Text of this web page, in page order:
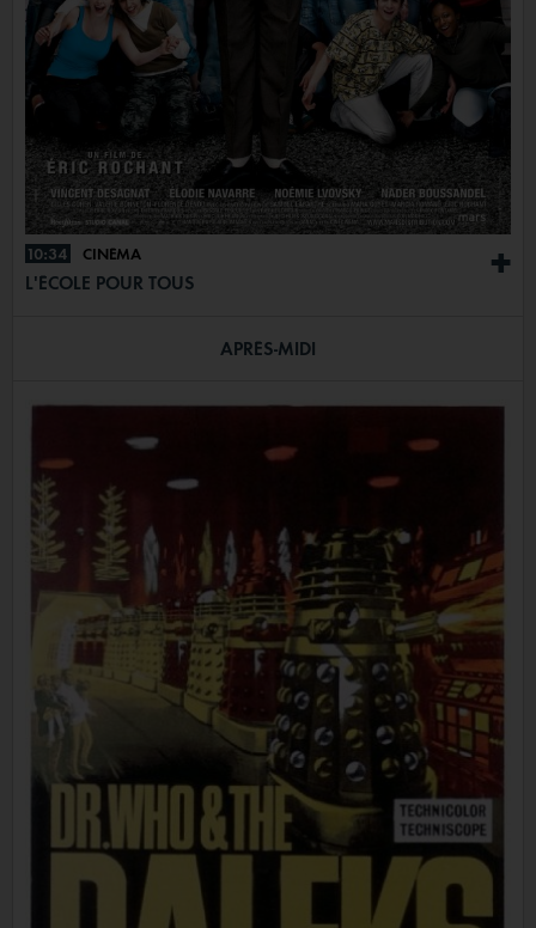
+
10:34 CINÉMA
L'ÉCOLE POUR TOUS
APRÈS-MIDI